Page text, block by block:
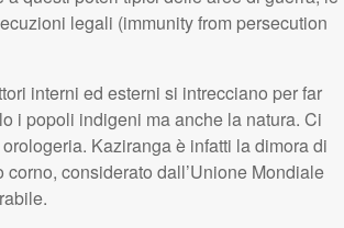
legali (immunity from persecution
interni ed esterni si intrecciano per far
i popoli indigeni ma anche la natura. Ci
Kaziranga è infatti la dimora di
considerato dall’Unione Mondiale